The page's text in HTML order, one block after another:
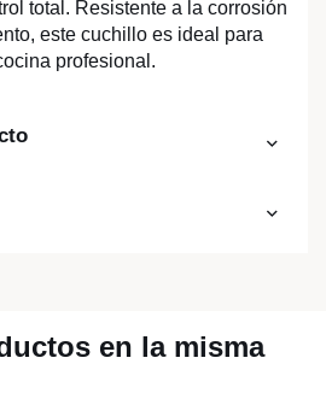
total. Resistente a la corrosión
este cuchillo es ideal para
profesional.
en la misma